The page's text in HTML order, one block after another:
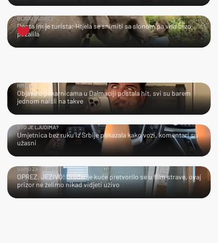
BLISKI SUSRET
Dosta im je turista: Htjela se snimiti sa slonom pa vrlo brzo
požalila
HMM…
Objava o pekarnicama u Dalmaciji postala hit, svi su barem
jednom naišli na takve
ŠTO JE LJUDIMA?
Umjetnica bez ruku iz Srbije pokazala kako vozi, komentari su
užasni
SAMO ZA HRABRE
OPREZ, JEZIVO! Uređenje kuće pretvorilo se u film strave, ovaj
prizor ne želimo nikad vidjeti uživo